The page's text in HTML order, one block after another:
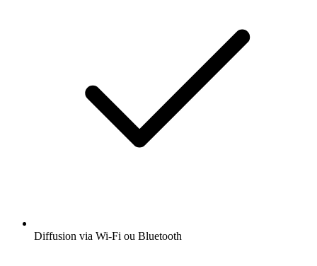
Diffusion via Wi-Fi ou Bluetooth